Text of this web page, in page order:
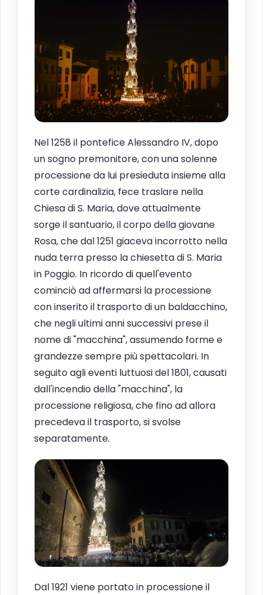
Nel 1258 il pontefice Alessandro IV, dopo
un sogno premonitore, con una solenne
processione da lui presieduta insieme alla
corte cardinalizia, fece traslare nella
Chiesa di S. Maria, dove attualmente
sorge il santuario, il corpo della giovane
Rosa, che dal 1251 giaceva incorrotto nella
nuda terra presso la chiesetta di S. Maria
in Poggio. In ricordo di quell'evento
cominciò ad affermarsi la processione
con inserito il trasporto di un baldacchino,
che negli ultimi anni successivi prese il
nome di "macchina", assumendo forme e
grandezze sempre più spettacolari. In
seguito agli eventi luttuosi del 1801, causati
dall'incendio della "macchina", la
processione religiosa, che fino ad allora
precedeva il trasporto, si svolse
separatamente.
Dal 1921 viene portato in processione il